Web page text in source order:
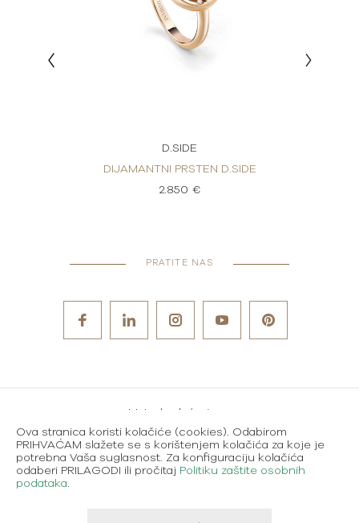
D.SIDE
DIJAMANTNI PRSTEN D.SIDE
2.850 €
PRATITE NAS
Metode plaćanja
Karijere
Uvjeti korištenja
Ova stranica koristi kolačiće (cookies). Odabirom
PRIHVAĆAM slažete se s korištenjem kolačića za koje je
potrebna Vaša suglasnost. Za konfiguraciju kolačića
odaberi PRILAGODI ili pročitaj Politiku zaštite osobnih
podataka.